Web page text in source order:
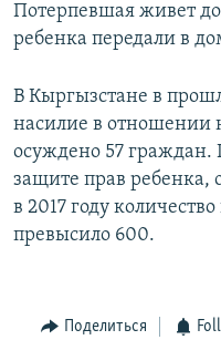
Потерпевшая живет
ребенка передали в
В Кыргызстане в
насилие в отношении
осуждено 57
защите прав
в 2017 году
превысило 600.
Поделиться